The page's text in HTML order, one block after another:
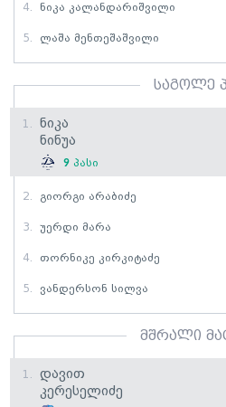
4. Ნიკა Კალანდარიშვილი
5. Ლაშა Მენთეშაშვილი
საგოლე
1.
Ნიკა
Ნინუა
9 პასი
2. Გიორგი Არაბიძე
3. Უერდი Მარა
4. Თორნიკე Კირკიტაძე
5. Ვანდერსონ Სილვა
მშრალი
1.
Დავით
Კერესელიძე